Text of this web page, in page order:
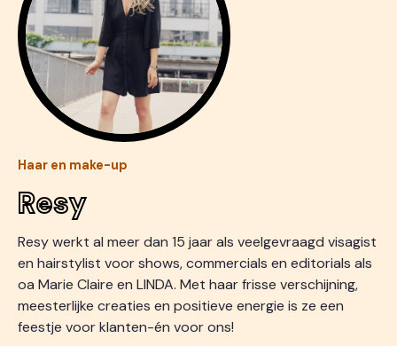
Haar en make-up
Resy
Resy werkt al meer dan 15 jaar als veelgevraagd visagist
en hairstylist voor shows, commercials en editorials als
oa Marie Claire en LINDA. Met haar frisse verschijning,
meesterlijke creaties en positieve energie is ze een
feestje voor klanten-én voor ons!